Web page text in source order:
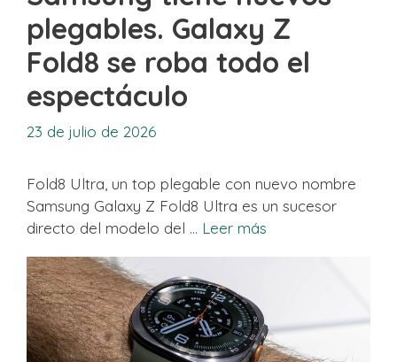
plegables. Galaxy Z
Fold8 se roba todo el
espectáculo
23 de julio de 2026
Fold8 Ultra, un top plegable con nuevo nombre
Samsung Galaxy Z Fold8 Ultra es un sucesor
directo del modelo del … Leer más